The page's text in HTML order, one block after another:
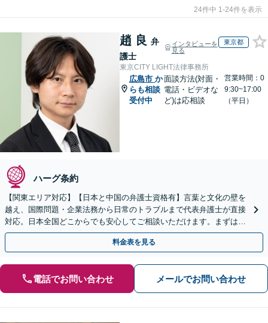
24件中 1-24件を表示
趙 良 弁
護士
インタビューを
見る
東京都
東京CITY LIGHT法律事務所
広島市 か
らも相談
受付中
面談方法(対面・
電話・ビデオな
ど)は応相談
営業時間：0
9:30~17:00
（平日）
ハーグ条約
【関東エリア対応】【日本と中国の弁護士資格有】言葉と文化の壁を
越え、国際問題・企業法務から日常のトラブルまで代表弁護士が直接
対応。日本全国どこからでも安心してご相談いただけます。まずは一
歩を踏み出してみませんか。【初回相談無料】
料金表を見る
電話でお問い合わせ メールでお問い合わせ